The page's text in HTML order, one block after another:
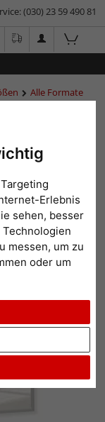
Erlebnis
sehen, besser
messen, um zu
oder um
(030) 23 59 490 81
Alle Formate